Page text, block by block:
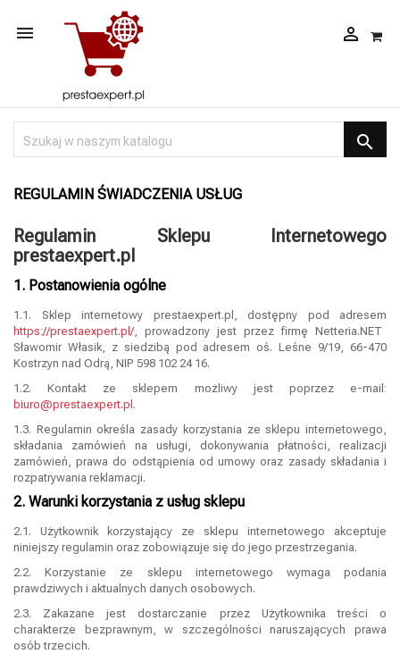
 

REGULAMIN ŚWIADCZENIA USŁUG
Regulamin Sklepu Internetowego
prestaexpert.pl
1. Postanowienia ogólne
1.1. Sklep internetowy prestaexpert.pl, dostępny pod adresem
https://prestaexpert.pl/, prowadzony jest przez firmę Netteria.NET
Sławomir Własik, z siedzibą pod adresem oś. Leśne 9/19, 66-470
Kostrzyn nad Odrą, NIP 598 102 24 16.
1.2. Kontakt ze sklepem możliwy jest poprzez e-mail:
biuro@prestaexpert.pl.
1.3. Regulamin określa zasady korzystania ze sklepu internetowego,
składania zamówień na usługi, dokonywania płatności, realizacji
zamówień, prawa do odstąpienia od umowy oraz zasady składania i
rozpatrywania reklamacji.
2. Warunki korzystania z usług sklepu
2.1. Użytkownik korzystający ze sklepu internetowego akceptuje
niniejszy regulamin oraz zobowiązuje się do jego przestrzegania.
2.2. Korzystanie ze sklepu internetowego wymaga podania
prawdziwych i aktualnych danych osobowych.
2.3. Zakazane jest dostarczanie przez Użytkownika treści o
charakterze bezprawnym, w szczególności naruszających prawa
osób trzecich.